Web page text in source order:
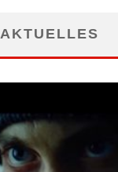
AKTUELLES